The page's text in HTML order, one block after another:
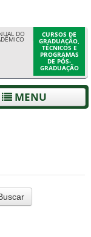
DO
CURSOS DE
GRADUAÇÃO,
TÉCNICOS E
PROGRAMAS
DE PÓS-
GRADUAÇÃO
MENU